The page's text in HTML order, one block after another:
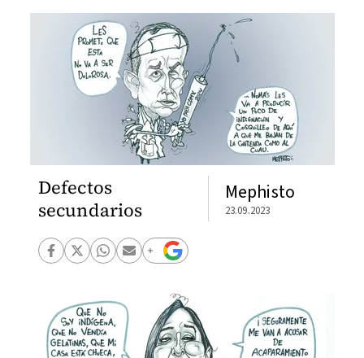
Defectos
secundarios
Mephisto
23.09.2023